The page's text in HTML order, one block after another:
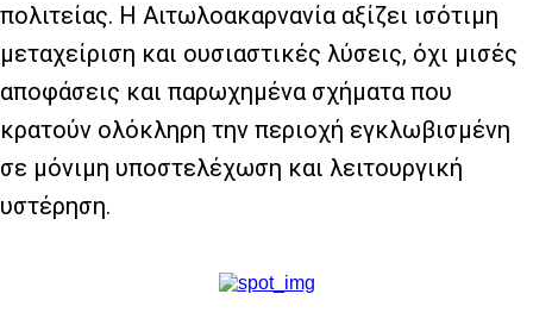
πολιτείας. Η Αιτωλοακαρνανία αξίζει ισότιμη
μεταχείριση και ουσιαστικές λύσεις, όχι μισές
αποφάσεις και παρωχημένα σχήματα που
κρατούν ολόκληρη την περιοχή εγκλωβισμένη
σε μόνιμη υποστελέχωση και λειτουργική
υστέρηση.